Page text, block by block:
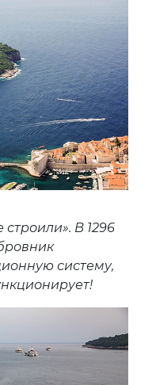
В 1296
систему,